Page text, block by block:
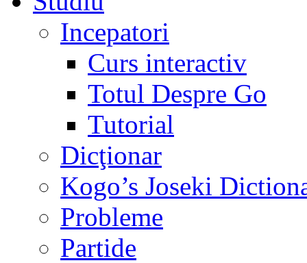
Incepatori
Curs interactiv
Totul Despre Go
Tutorial
Dicţionar
Kogo’s Joseki
Probleme
Partide